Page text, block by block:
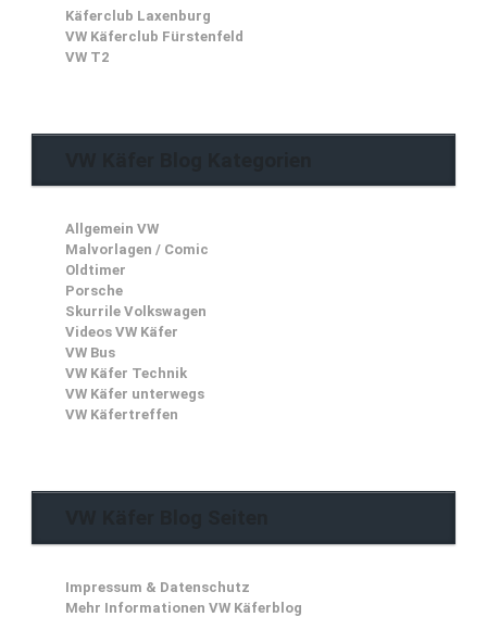
Käferclub Laxenburg
VW Käferclub Fürstenfeld
VW T2
Allgemein VW
Malvorlagen / Comic
Oldtimer
Porsche
Skurrile Volkswagen
Videos VW Käfer
VW Bus
VW Käfer Technik
VW Käfer unterwegs
VW Käfertreffen
Impressum & Datenschutz
Mehr Informationen VW Käferblog